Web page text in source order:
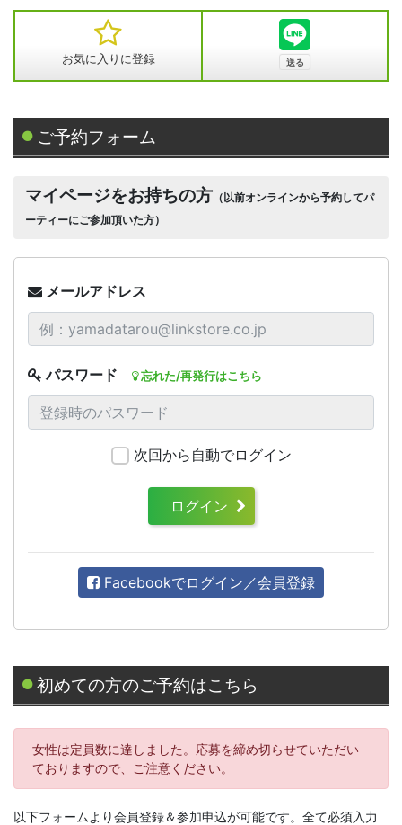
お気に入りに登録
ご予約フォーム
マイページをお持ちの方 （以前オンラインから予約してパ
ーティーにご参加頂いた方）
メールアドレス
パスワード 忘れた/再発行はこちら
次回から自動でログイン
ログイン
Facebookでログイン／会員登録
初めての方のご予約はこちら
女性は定員数に達しました。応募を締め切らせていただい
ておりますので、ご注意ください。
以下フォームより会員登録＆参加申込が可能です。全て必須入力